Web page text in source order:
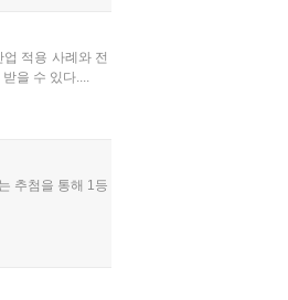
적용 사례와 전
을 수 있다....
추첨을 통해 1등